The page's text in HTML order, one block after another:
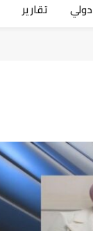
دولي تقارير